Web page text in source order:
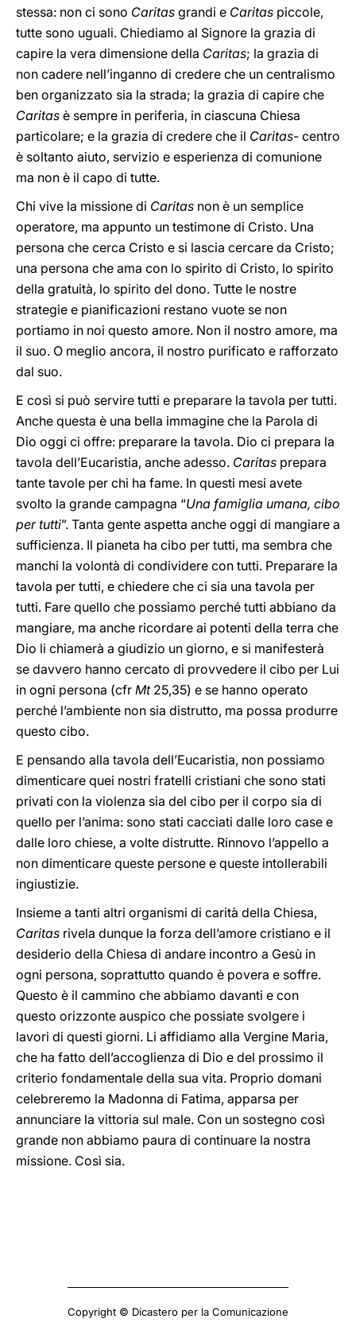
stessa: non ci sono Caritas grandi e Caritas piccole,
tutte sono uguali. Chiediamo al Signore la grazia di
capire la vera dimensione della Caritas; la grazia di
non cadere nell’inganno di credere che un centralismo
ben organizzato sia la strada; la grazia di capire che
Caritas è sempre in periferia, in ciascuna Chiesa
particolare; e la grazia di credere che il Caritas- centro
è soltanto aiuto, servizio e esperienza di comunione
ma non è il capo di tutte.
Chi vive la missione di Caritas non è un semplice
operatore, ma appunto un testimone di Cristo. Una
persona che cerca Cristo e si lascia cercare da Cristo;
una persona che ama con lo spirito di Cristo, lo spirito
della gratuità, lo spirito del dono. Tutte le nostre
strategie e pianificazioni restano vuote se non
portiamo in noi questo amore. Non il nostro amore, ma
il suo. O meglio ancora, il nostro purificato e rafforzato
dal suo.
E così si può servire tutti e preparare la tavola per tutti.
Anche questa è una bella immagine che la Parola di
Dio oggi ci offre: preparare la tavola. Dio ci prepara la
tavola dell’Eucaristia, anche adesso. Caritas prepara
tante tavole per chi ha fame. In questi mesi avete
svolto la grande campagna “Una famiglia umana, cibo
per tutti”. Tanta gente aspetta anche oggi di mangiare a
sufficienza. Il pianeta ha cibo per tutti, ma sembra che
manchi la volontà di condividere con tutti. Preparare la
tavola per tutti, e chiedere che ci sia una tavola per
tutti. Fare quello che possiamo perché tutti abbiano da
mangiare, ma anche ricordare ai potenti della terra che
Dio li chiamerà a giudizio un giorno, e si manifesterà
se davvero hanno cercato di provvedere il cibo per Lui
in ogni persona (cfr Mt25,35) e se hanno operato
perché l’ambiente non sia distrutto, ma possa produrre
questo cibo.
E pensando alla tavola dell’Eucaristia, non possiamo
dimenticare quei nostri fratelli cristiani che sono stati
privati con la violenza sia del cibo per il corpo sia di
quello per l’anima: sono stati cacciati dalle loro case e
dalle loro chiese, a volte distrutte. Rinnovo l’appello a
non dimenticare queste persone e queste intollerabili
ingiustizie.
Insieme a tanti altri organismi di carità della Chiesa,
Caritas rivela dunque la forza dell’amore cristiano e il
desiderio della Chiesa di andare incontro a Gesù in
ogni persona, soprattutto quando è povera e soffre.
Questo è il cammino che abbiamo davanti e con
questo orizzonte auspico che possiate svolgere i
lavori di questi giorni. Li affidiamo alla Vergine Maria,
che ha fatto dell’accoglienza di Dio e del prossimo il
criterio fondamentale della sua vita. Proprio domani
celebreremo la Madonna di Fatima, apparsa per
annunciare la vittoria sul male. Con un sostegno così
grande non abbiamo paura di continuare la nostra
missione. Così sia.
Copyright © Dicastero per la Comunicazione